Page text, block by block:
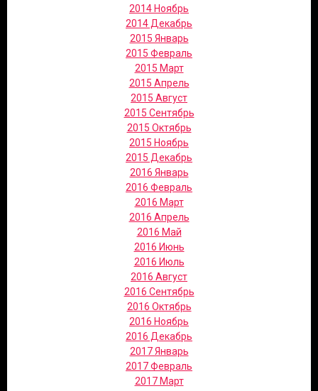
2014 Ноябрь
2014 Декабрь
2015 Январь
2015 Февраль
2015 Март
2015 Апрель
2015 Август
2015 Сентябрь
2015 Октябрь
2015 Ноябрь
2015 Декабрь
2016 Январь
2016 Февраль
2016 Март
2016 Апрель
2016 Май
2016 Июнь
2016 Июль
2016 Август
2016 Сентябрь
2016 Октябрь
2016 Ноябрь
2016 Декабрь
2017 Январь
2017 Февраль
2017 Март